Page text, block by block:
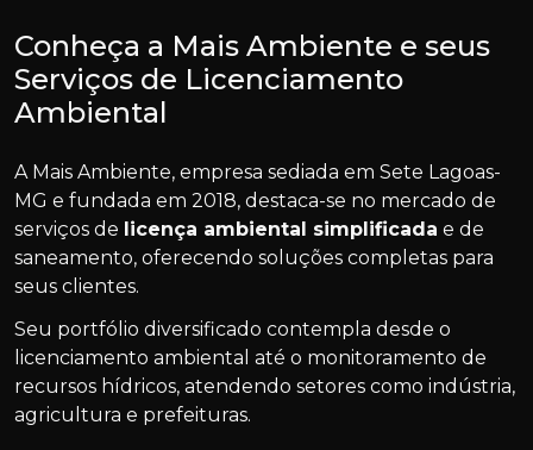
Conheça a Mais Ambiente e seus
Serviços de Licenciamento
Ambiental
A Mais Ambiente, empresa sediada em Sete Lagoas-
MG e fundada em 2018, destaca-se no mercado de
serviços de licença ambiental simplificada e de
saneamento, oferecendo soluções completas para
seus clientes.
Seu portfólio diversificado contempla desde o
licenciamento ambiental até o monitoramento de
recursos hídricos, atendendo setores como indústria,
agricultura e prefeituras.